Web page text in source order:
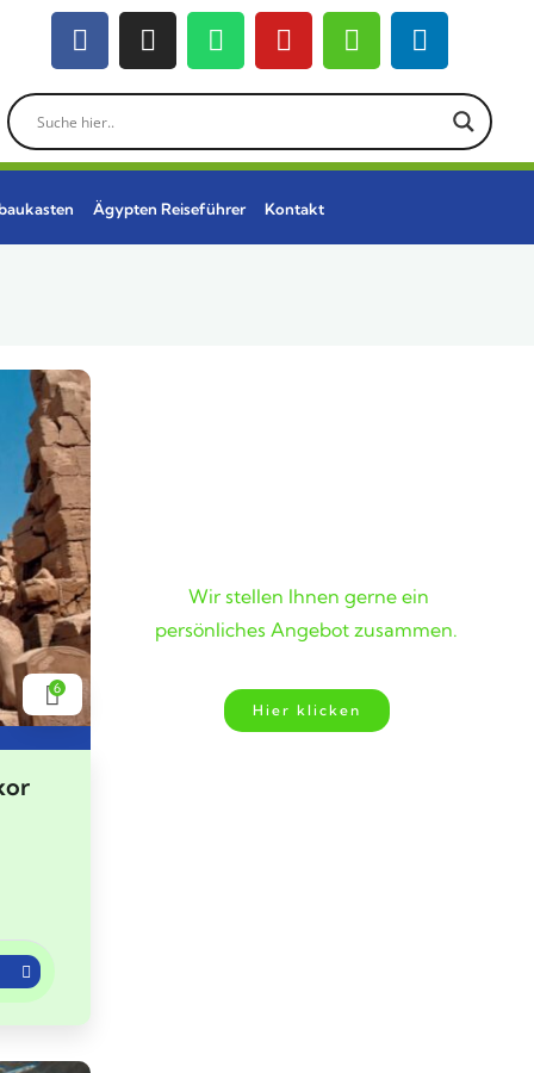
Ägypten Reiseführer Kontakt
6
Wir stellen Ihnen gerne ein
persönliches Angebot zusammen.
Hier klicken